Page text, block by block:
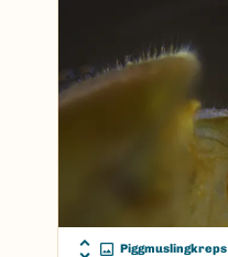
Piggmuslingkreps